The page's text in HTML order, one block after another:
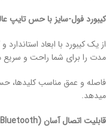
کیبورد فول-سایز با حس تایپ
از یک کیبورد با ابعاد
مدت را برای شما راحت و سریع
فاصله و عمق مناسب کلیدها،
میدهد.
قابلیت اتصال آسان (Bluetooth):